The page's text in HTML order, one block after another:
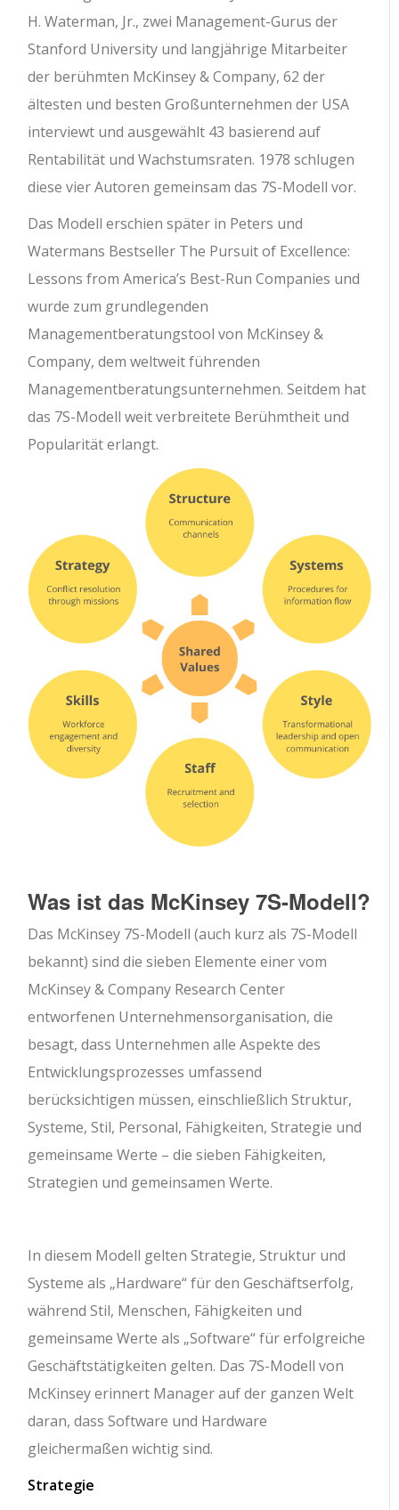
H. Waterman, Jr., zwei Management-Gurus der
Stanford University und langjährige Mitarbeiter
der berühmten McKinsey & Company, 62 der
ältesten und besten Großunternehmen der USA
interviewt und ausgewählt 43 basierend auf
Rentabilität und Wachstumsraten. 1978 schlugen
diese vier Autoren gemeinsam das 7S-Modell vor.
Das Modell erschien später in Peters und
Watermans Bestseller The Pursuit of Excellence:
Lessons from America’s Best-Run Companies und
wurde zum grundlegenden
Managementberatungstool von McKinsey &
Company, dem weltweit führenden
Managementberatungsunternehmen. Seitdem hat
das 7S-Modell weit verbreitete Berühmtheit und
Popularität erlangt.
Was ist das McKinsey 7S-Modell?
Das McKinsey 7S-Modell (auch kurz als 7S-Modell
bekannt) sind die sieben Elemente einer vom
McKinsey & Company Research Center
entworfenen Unternehmensorganisation, die
besagt, dass Unternehmen alle Aspekte des
Entwicklungsprozesses umfassend
berücksichtigen müssen, einschließlich Struktur,
Systeme, Stil, Personal, Fähigkeiten, Strategie und
gemeinsame Werte – die sieben Fähigkeiten,
Strategien und gemeinsamen Werte.
In diesem Modell gelten Strategie, Struktur und
Systeme als „Hardware“ für den Geschäftserfolg,
während Stil, Menschen, Fähigkeiten und
gemeinsame Werte als „Software“ für erfolgreiche
Geschäftstätigkeiten gelten. Das 7S-Modell von
McKinsey erinnert Manager auf der ganzen Welt
daran, dass Software und Hardware
gleichermaßen wichtig sind.
Strategie